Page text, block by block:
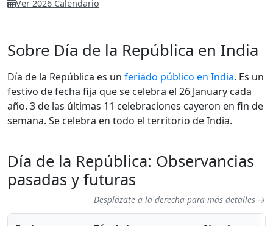
Ver 2026 Calendario
Sobre Día de la República en India
Día de la República es un feriado público en India. Es un
festivo de fecha fija que se celebra el 26 January cada
año. 3 de las últimas 11 celebraciones cayeron en fin de
semana. Se celebra en todo el territorio de India.
Día de la República: Observancias
pasadas y futuras
Desplázate a la derecha para más detalles →